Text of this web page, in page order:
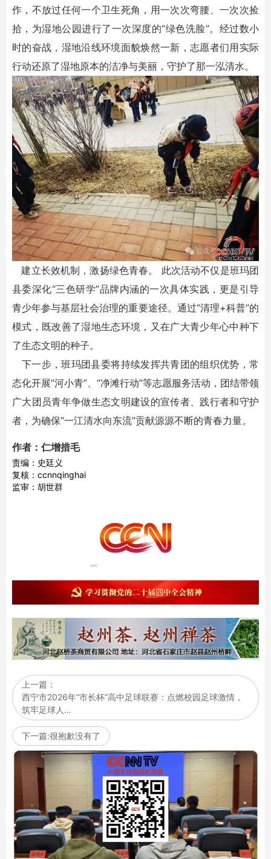
作，不放过任何一个卫生死角，用一次次弯腰、一次次捡
拾，为湿地公园进行了一次深度的“绿色洗脸”。经过数小
时的奋战，湿地沿线环境面貌焕然一新，志愿者们用实际
行动还原了湿地原本的洁净与美丽，守护了那一泓清水。
建立长效机制，激扬绿色青春。 此次活动不仅是班玛团
县委深化“三色研学”品牌内涵的一次具体实践，更是引导
青少年参与基层社会治理的重要途径。通过“清理+科普”的
模式，既改善了湿地生态环境，又在广大青少年心中种下
了生态文明的种子。
下一步，班玛团县委将持续发挥共青团的组织优势，常
态化开展“河小青”、“净滩行动”等志愿服务活动，团结带领
广大团员青年争做生态文明建设的宣传者、践行者和守护
者，为确保“一江清水向东流”贡献源源不断的青春力量。
作者：仁增措毛
责编：史廷义
复核：ccnnqinghai
监审：胡世群
上一篇：
西宁市2026年“市长杯”高中足球联赛：点燃校园足球激情，
筑牢足球人…
下一篇:很抱歉没有了